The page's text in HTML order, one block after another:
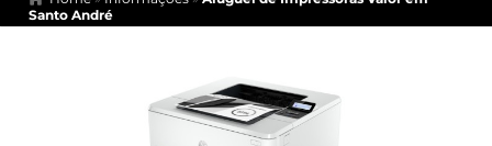
Santo André